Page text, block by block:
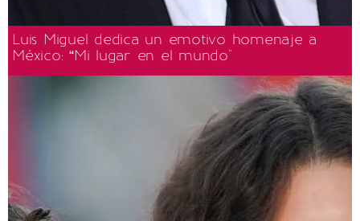
Luis Miguel dedica un emotivo homenaje a
México: “Mi lugar en el mundo"